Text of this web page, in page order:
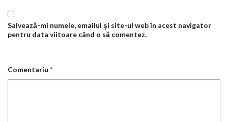
Salvează-mi numele, emailul și site-ul web în acest navigator
pentru data viitoare când o să comentez.
Comentariu *